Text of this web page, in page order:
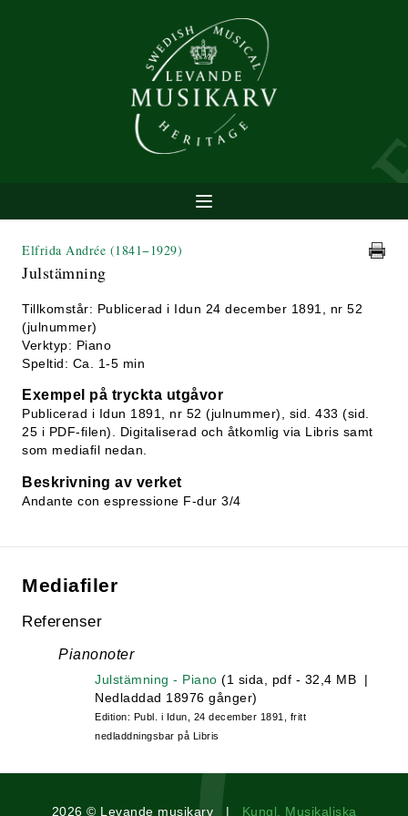
Elfrida Andrée (1841−1929)
Julstämning
Tillkomstår: Publicerad i Idun 24 december 1891, nr 52
(julnummer)
Verktyp: Piano
Speltid: Ca. 1-5 min
Exempel på tryckta utgåvor
Publicerad i Idun 1891, nr 52 (julnummer), sid. 433 (sid.
25 i PDF-filen). Digitaliserad och åtkomlig via Libris samt
som mediafil nedan.
Beskrivning av verket
Andante con espressione F-dur 3/4
Mediafiler
Referenser
Pianonoter
Julstämning - Piano (1 sida, pdf - 32,4 MB |
Nedladdad 18976 gånger)
Edition: Publ. i Idun, 24 december 1891, fritt
nedladdningsbar på Libris
2026 © Levande musikarv | Kungl. Musikaliska